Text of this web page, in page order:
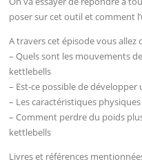
poser sur cet outil et comment
A travers cet épisode vous allez
– Quels sont les mouvements
kettlebells
– Est-ce possible de développer
– Les caractéristiques
– Comment perdre du poids
kettlebells
Livres et références